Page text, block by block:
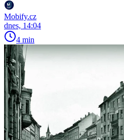
Mobify.cz
dnes, 14:04
4 min